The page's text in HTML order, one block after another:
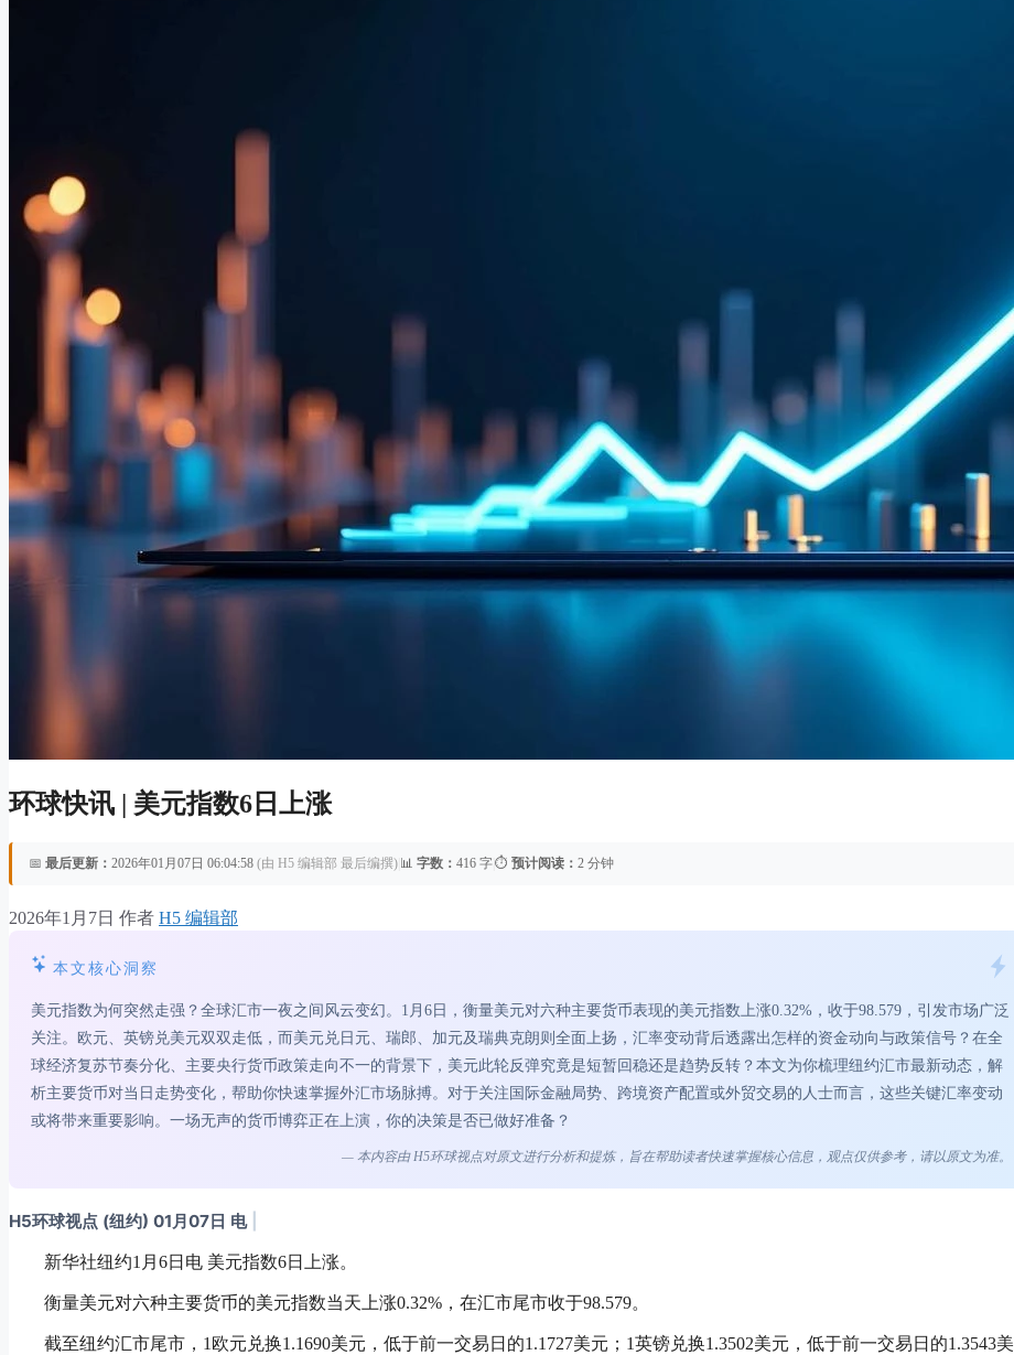
环球快讯 | 美元指数6日上涨
📅 最后更新： 2026年01月07日 06:04:58 (由 H5 编辑部 最后编撰) 📊 字数： 416 字⏱️ 预计阅读： 2 分钟
2026年1月7日 作者 H5 编辑部
本文核心洞察
美元指数为何突然走强？全球汇市一夜之间风云变幻。1月6日，衡量美元对六种主要货币表现的美元指数上涨0.32%，收于98.579，引发市场广泛
关注。欧元、英镑兑美元双双走低，而美元兑日元、瑞郎、加元及瑞典克朗则全面上扬，汇率变动背后透露出怎样的资金动向与政策信号？在全
球经济复苏节奏分化、主要央行货币政策走向不一的背景下，美元此轮反弹究竟是短暂回稳还是趋势反转？本文为你梳理纽约汇市最新动态，解
析主要货币对当日走势变化，帮助你快速掌握外汇市场脉搏。对于关注国际金融局势、跨境资产配置或外贸交易的人士而言，这些关键汇率变动
或将带来重要影响。一场无声的货币博弈正在上演，你的决策是否已做好准备？
— 本内容由 H5环球视点对原文进行分析和提炼，旨在帮助读者快速掌握核心信息，观点仅供参考，请以原文为准。
H5环球视点 (纽约) 01月07日 电
新华社纽约1月6日电 美元指数6日上涨。
衡量美元对六种主要货币的美元指数当天上涨0.32%，在汇市尾市收于98.579。
截至纽约汇市尾市，1欧元兑换1.1690美元，低于前一交易日的1.1727美元；1英镑兑换1.3502美元，低于前一交易日的1.3543美